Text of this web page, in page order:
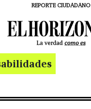
REPORTE CIUDADANO